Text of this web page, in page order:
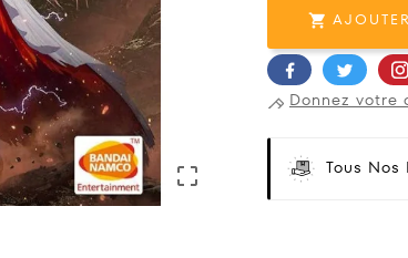


Donnez votre
Tous